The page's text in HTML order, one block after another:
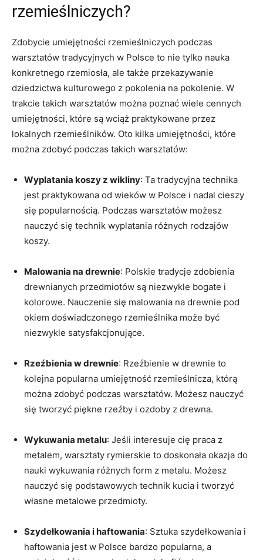
rzemieślniczych?
Zdobycie umiejętności rzemieślniczych podczas
warsztatów tradycyjnych ⁣w Polsce to nie tylko nauka
konkretnego rzemiosła, ale⁢ także przekazywanie
dziedzictwa kulturowego z pokolenia na pokolenie. W
trakcie takich warsztatów‍ można poznać wiele cennych
umiejętności, które są wciąż praktykowane przez
⁢lokalnych rzemieślników. Oto kilka umiejętności, które
można zdobyć podczas takich warsztatów:
Wyplatania koszy z wikliny: Ta tradycyjna technika
jest⁣ praktykowana ⁣od wieków w Polsce i nadal cieszy
się popularnością. Podczas warsztatów możesz
nauczyć się⁤ technik wyplatania różnych ⁤rodzajów⁣
koszy.
Malowania na drewnie: Polskie tradycje zdobienia
⁣drewnianych przedmiotów ‌są niezwykle bogate‌ i
kolorowe. Nauczenie się malowania na drewnie pod
okiem doświadczonego rzemieślnika może być
niezwykle satysfakcjonujące.
Rzeźbienia⁣ w drewnie: ​Rzeźbienie w drewnie to
⁤kolejna popularna umiejętność rzemieślnicza, którą​
można zdobyć⁢ podczas warsztatów. Możesz nauczyć
się tworzyć⁣ piękne⁣ rzeźby i ozdoby ⁢z drewna.
Wykuwania ⁢metalu: Jeśli interesuje cię praca z
metalem, warsztaty rymierskie to doskonała okazja do
nauki wykuwania różnych form z metalu. Możesz
nauczyć ⁣się podstawowych technik kucia i tworzyć
własne metalowe przedmioty.
Szydełkowania i haftowania: Sztuka szydełkowania ​i
haftowania jest w Polsce bardzo popularna, a